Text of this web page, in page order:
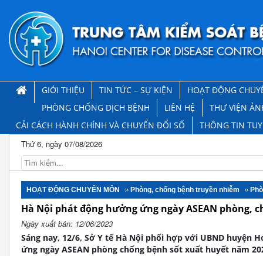
GIỚI THIỆU TIN TỨC – SỰ KIỆN
HOẠT ĐỘNG
PHÒNG CHỐNG DỊCH BỆNH
LIÊN HỆ
THƯ VIỆN
CẢI CÁCH HÀNH CHÍNH VÀ CHUYỂN ĐỔI SỐ
THÔNG TIN
Thứ 6, ngày 07/08/2026
HOẠT ĐỘNG CHUYÊN MÔN Phòng, chống bệnh truyền nhiễm
Hà Nội phát động hưởng ứng ngày ASEAN phòng,
Ngày xuất bản: 12/06/2023
Sáng nay, 12/6, Sở Y tế Hà Nội phối hợp với UBND huyện
ứng ngày ASEAN phòng chống bệnh sốt xuất huyết năm